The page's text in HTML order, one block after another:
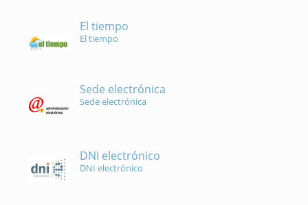
El tiempo
El tiempo
Sede electrónica
Sede electrónica
DNI electrónico
DNI electrónico